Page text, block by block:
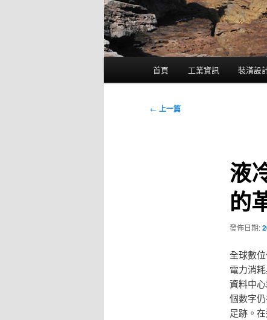
首頁 工業資訊 裝潢設
文
← 上一篇
液
的
發佈日期:
全球數
電力消
資料中
個數字
足跡。